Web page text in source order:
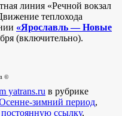
линия «Речной вокзал
теплохода
«Ярославль — Новые
(включительно).
©
yatrans.ru в рубрике
зимний период,
постоянную ссылку.